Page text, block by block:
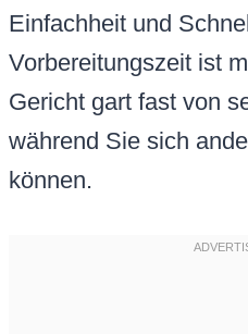
Einfachheit und
Vorbereitungszeit ist
Gericht gart fast von
während Sie sich
können.